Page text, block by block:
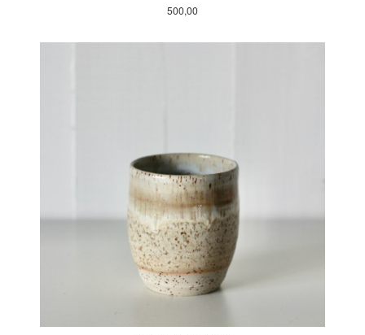
Pris
500,00